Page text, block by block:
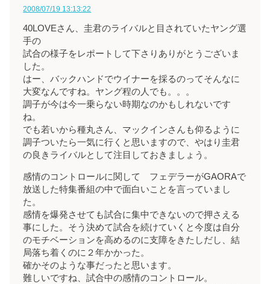
2008/07/19 13:13:22
40LOVEさん、圭君のライバルと目されていたヤング選
手の
試合の様子をレポートして下さりありがとうございま
した。
はー、バックハンドでウイナーを採るのってそんなに
大変なんですね。ヤング程の人でも。。。
調子が今は今一乗らない時期なのかもしれないです
ね。
でも若いから種丸さん、マックインさんも仰るように
調子ついたら一気に行くと思いますので、やはり圭君
の良きライバルとして注目しておきましょう。
感情のコントロールに関して フェデラーがGAORAで
放送した特集番組の中で面白いことを言っていまし
た。
感情を爆発させても試合に集中できないので押さえる
事にした。そう決めて試合を続けていくと今度は自分
のモチベーションを高めるのに支障をきたしだし、結
局落ち着くのに２年かかった。
確かそのような事だったと思います。
難しいですね、試合中の感情のコントロール。